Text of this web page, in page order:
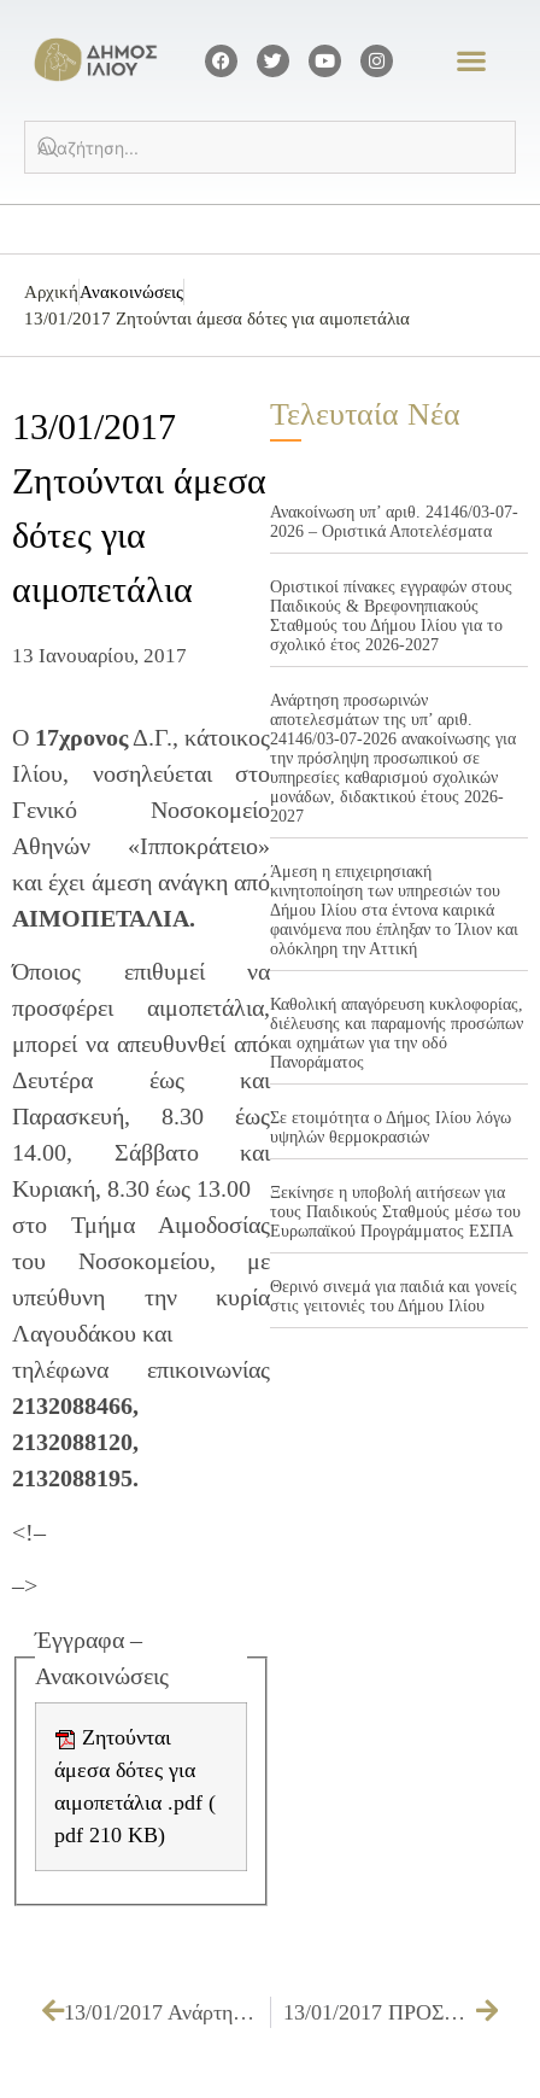
ΑρχικήΑνακοινώσεις
13/01/2017 Ζητούνται άμεσα δότες για αιμοπετάλια
13/01/2017
Ζητούνται άμεσα
δότες για
αιμοπετάλια
13 Ιανουαρίου, 2017
Ο 17χρονοςΔ.Γ., κάτοικος
Ιλίου, νοσηλεύεται στο
Γενικό Νοσοκομείο
Αθηνών «Ιπποκράτειο»
και έχει άμεση ανάγκη από
ΑΙΜΟΠΕΤΑΛΙΑ.
Όποιος επιθυμεί να
προσφέρει αιμοπετάλια,
μπορεί να απευθυνθεί από
Δευτέρα έως και
Παρασκευή, 8.30 έως
14.00, Σάββατο και
Κυριακή, 8.30 έως 13.00
στο Τμήμα Αιμοδοσίας
του Νοσοκομείου, με
υπεύθυνη την κυρία
Λαγουδάκου και
τηλέφωνα επικοινωνίας
2132088466,
2132088120,
2132088195.
<!–
–>
Έγγραφα –
Ανακοινώσεις
άμεσα δότες για
αιμοπετάλια .pdf (
pdf 210 KB)
Τελευταία Νέα
Ανακοίνωση υπ’ αριθ. 24146/03-07-
2026 – Οριστικά Αποτελέσματα
Οριστικοί πίνακες εγγραφών στους
Παιδικούς & Βρεφονηπιακούς
Σταθμούς του Δήμου Ιλίου για το
σχολικό έτος 2026-2027
Ανάρτηση προσωρινών
αποτελεσμάτων της υπ’ αριθ.
24146/03-07-2026 ανακοίνωσης για
την πρόσληψη προσωπικού σε
υπηρεσίες καθαρισμού σχολικών
μονάδων, διδακτικού έτους 2026-
2027
Άμεση η επιχειρησιακή
κινητοποίηση των υπηρεσιών του
Δήμου Ιλίου στα έντονα καιρικά
φαινόμενα που έπληξαν το Ίλιον και
ολόκληρη την Αττική
Καθολική απαγόρευση κυκλοφορίας,
διέλευσης και παραμονής προσώπων
και οχημάτων για την οδό
Πανοράματος
Σε ετοιμότητα ο Δήμος Ιλίου λόγω
υψηλών θερμοκρασιών
Ξεκίνησε η υποβολή αιτήσεων για
τους Παιδικούς Σταθμούς μέσω του
Ευρωπαϊκού Προγράμματος ΕΣΠΑ
Θερινό σινεμά για παιδιά και γονείς
στις γειτονιές του Δήμου Ιλίου
13/01/2017 Ανάρτηση περίληψης δικογράφου (BAB:195/2016) 13/01/2017 ΠΡΟΣΚΛΗΣΗ ΤΩΝ ΜΕΛΩΝ ΔΗΜΟΤΙΚΟΥ ΣΥΜΒΟΥΛΙΟΥ ΓΙΑ ΤΗΝ 19/01/2017 – ΕΙΔΙΚΗ ΣΥΝ.